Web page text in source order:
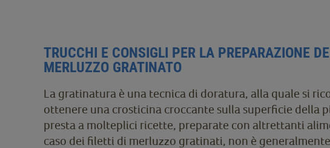
TRUCCHI E CONSIGLI PER LA PREPARAZIONE
MERLUZZO GRATINATO
La gratinatura è una tecnica di doratura, alla quale si
ottenere una crosticina croccante sulla superficie della
presta a molteplici ricette, preparate con altrettanti
caso dei filetti di merluzzo gratinati, non è